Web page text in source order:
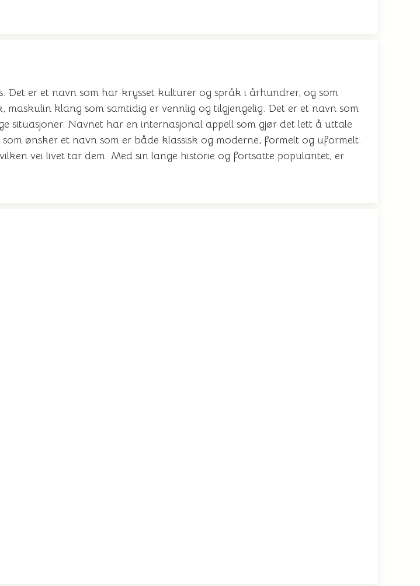
Det er et navn som har krysset kulturer og språk i århundrer, og som
klang som samtidig er vennlig og tilgjengelig. Det er et navn som
situasjoner. Navnet har en internasjonal appell som gjør det lett å uttale
ønsker et navn som er både klassisk og moderne, formelt og uformelt.
vei livet tar dem. Med sin lange historie og fortsatte popularitet, er